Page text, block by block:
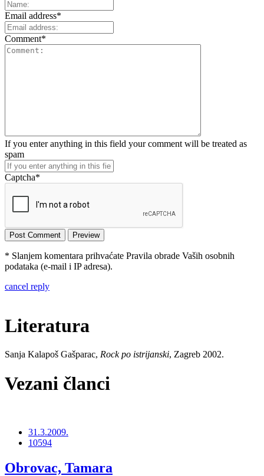
Email address*
Comment*
If you enter anything in this field your comment will be treated as
spam
Captcha*
* Slanjem komentara prihvaćate Pravila obrade Vaših osobnih
podataka (e-mail i IP adresa).
cancel reply
Literatura
Sanja Kalapoš Gašparac, Rock po istrijanski, Zagreb 2002.
Vezani članci
31.3.2009.
10594
Obrovac, Tamara